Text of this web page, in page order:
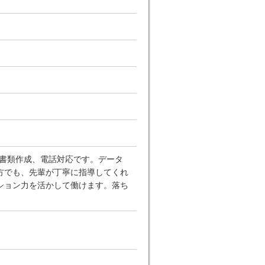
類作成、電話対応です。データ
も、先輩が丁寧に指導してくれ
ン力を活かして働けます。落ち